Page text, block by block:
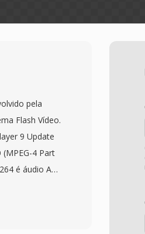
pela
Flash Vídeo.
9 Update
4 Part
é áudio AAC
antecessor